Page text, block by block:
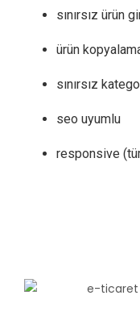
sınırsız ürün
ürün
sınırsız
seo uyumlu
responsive